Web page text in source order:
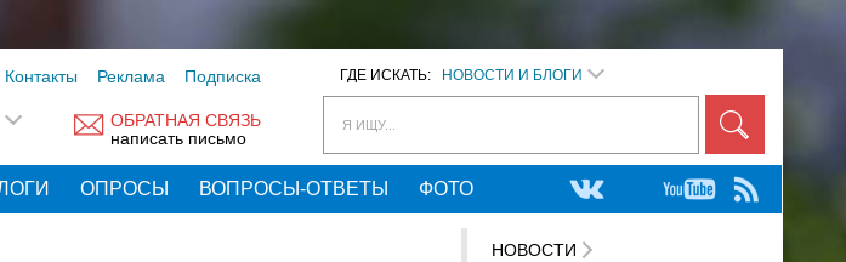
ГДЕ ИСКАТЬ: НОВОСТИ И БЛОГИ
Я ИЩУ...
Контакты Реклама Подписка
ОБРАТНАЯ СВЯЗЬ
написать письмо
ОПРОСЫ ВОПРОСЫ-ОТВЕТЫ ФОТО
НОВОСТИ